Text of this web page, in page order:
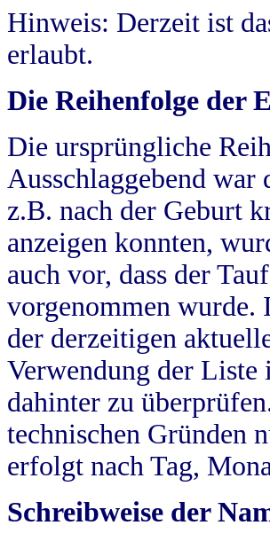
Hinweis: Derzeit ist
erlaubt.
Die Reihenfolge der
Die ursprüngliche
Ausschlaggebend
z.B. nach der Geburt
anzeigen konnten,
auch vor, dass der
vorgenommen wurde.
der derzeitigen
Verwendung der
dahinter zu
technischen Gründen
erfolgt nach Tag,
Schreibweise der